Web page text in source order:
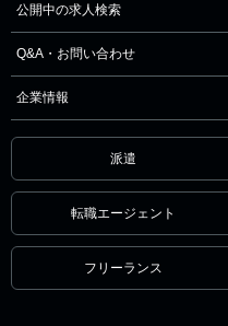
公開中の求人検索
Q&A・お問い合わせ
企業情報
派遣
転職エージェント
フリーランス